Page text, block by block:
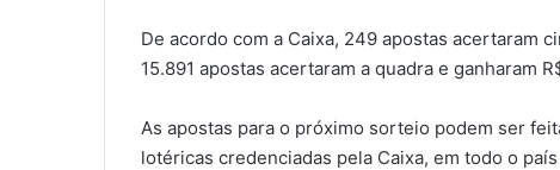
De acordo com a Caixa, 249 apostas acertaram
15.891 apostas acertaram a quadra e ganharam
As apostas para o próximo sorteio podem ser
lotéricas credenciadas pela Caixa, em todo o